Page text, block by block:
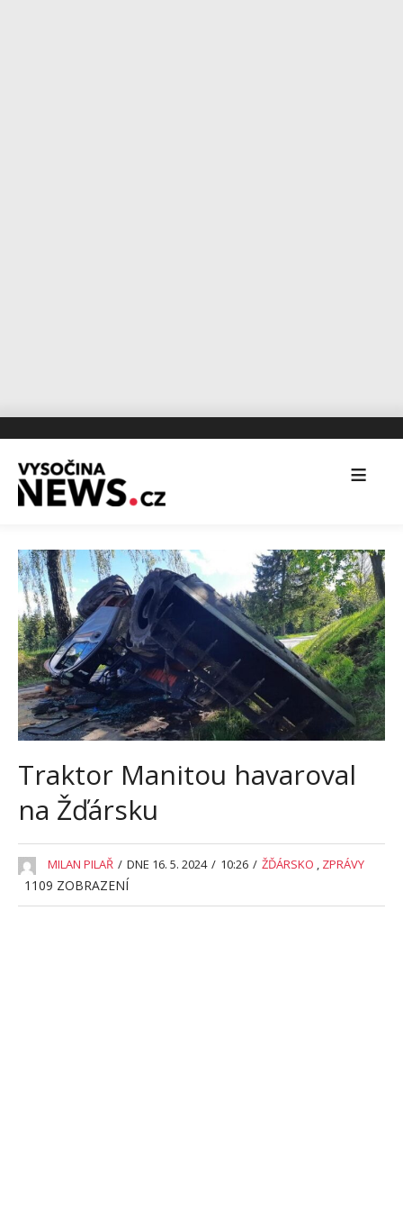
Traktor Manitou havaroval
na Žďársku
MILAN PILAŘ / DNE 16. 5. 2024 / 10:26 / ŽĎÁRSKO , ZPRÁVY
1109 ZOBRAZENÍ